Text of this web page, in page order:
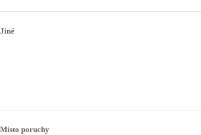
Jiné
Místo poruchy